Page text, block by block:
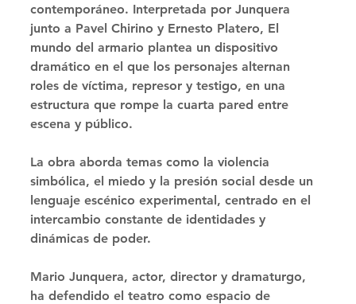
contemporáneo. Interpretada por Junquera
junto a Pavel Chirino y Ernesto Platero, El
mundo del armario plantea un dispositivo
dramático en el que los personajes alternan
roles de víctima, represor y testigo, en una
estructura que rompe la cuarta pared entre
escena y público.
La obra aborda temas como la violencia
simbólica, el miedo y la presión social desde un
lenguaje escénico experimental, centrado en el
intercambio constante de identidades y
dinámicas de poder.
Mario Junquera, actor, director y dramaturgo,
ha defendido el teatro como espacio de